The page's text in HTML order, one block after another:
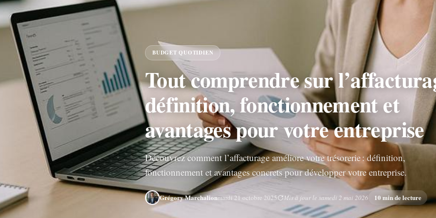
BUDGET QUOTIDIEN
Tout comprendre sur
définition, fonctionnement et
avantages pour votre entreprise
Découvrez comment l’affacturage améliore votre trésorerie : définition,
fonctionnement et avantages concrets pour développer votre entreprise.
Grégory Marchalionmardi 21 octobre 2025 Mis à jour le samedi 2 mai 2026 10 min de lecture